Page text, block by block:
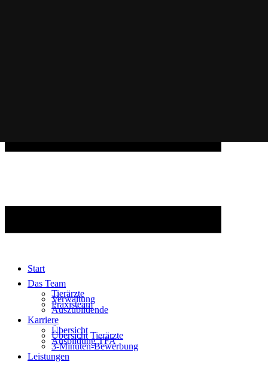
Start
Das Team
Tierärzte
Verwaltung
Praxisteam
Auszubildende
Karriere
Übersicht
Übersicht Tierärzte
Ausbildung TFA
3-Minuten-Bewerbung
Leistungen